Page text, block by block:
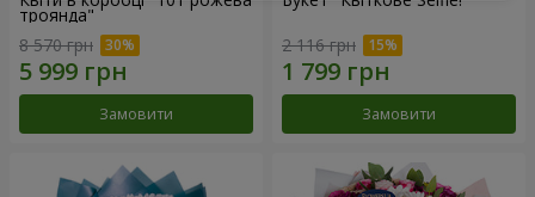
троянда"
8 570 грн
Замовити
2 116 грн
Замовити